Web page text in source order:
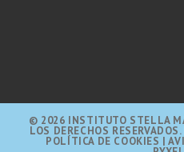
© 2026 INSTITUTO STELLA
LOS DERECHOS RESERVADOS.
POLÍTICA DE COOKIES |